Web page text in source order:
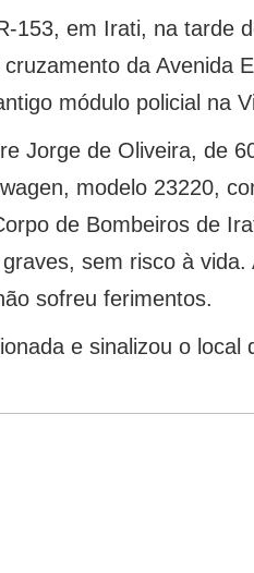
153, em Irati, na tarde
da Avenida
módulo policial na
Jorge de Oliveira, de
modelo 23220,
de Bombeiros de
sem risco à
sofreu ferimentos.
e sinalizou o